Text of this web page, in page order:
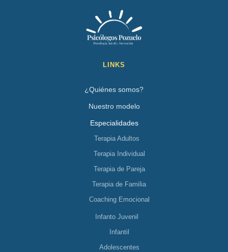
LINKS
¿Quiénes somos?
Nuestro modelo
Especialidades
Terapia Adultos
Terapia Individual
Terapia de Pareja
Terapia de Familia
Coaching Emocional
Infanto Juvenil
Infantil
Adolescentes